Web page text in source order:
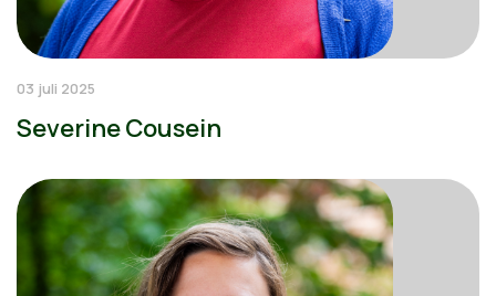
03 juli 2025
Severine Cousein